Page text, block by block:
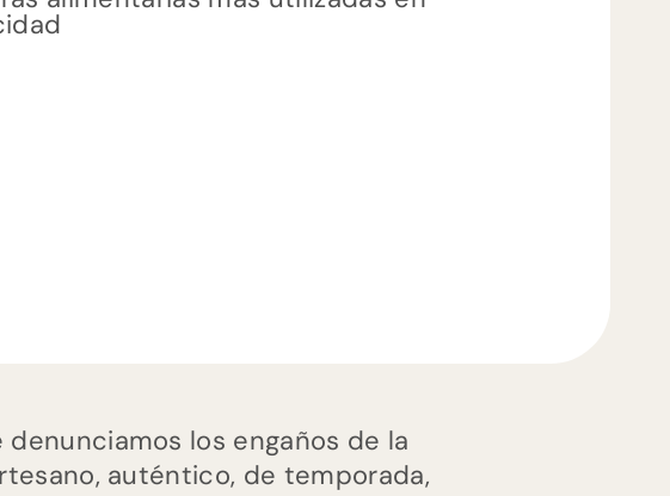
los engaños de la
auténtico, de temporada,